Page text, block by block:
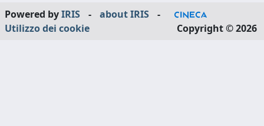
Powered byIRIS - about IRIS
-
Utilizzo dei cookie
Copyright © 2026